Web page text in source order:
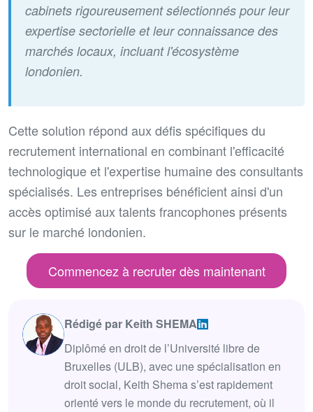
cabinets rigoureusement sélectionnés pour leur
expertise sectorielle et leur connaissance des
marchés locaux, incluant l'écosystème
londonien.
Cette solution répond aux défis spécifiques du
recrutement international en combinant l'efficacité
technologique et l'expertise humaine des consultants
spécialisés. Les entreprises bénéficient ainsi d'un
accès optimisé aux talents francophones présents
sur le marché londonien.
Commencez à recruter dès maintenant
Rédigé par Keith SHEMA
Diplômé en droit de l’Université libre de
Bruxelles (ULB), avec une spécialisation en
droit social, Keith Shema s’est rapidement
orienté vers le monde du recrutement, où il